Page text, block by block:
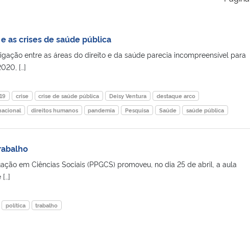
as crises de saúde pública
entre as áreas do direito e da saúde parecia incompreensível para
[…]
crise crise de saúde pública Deisy Ventura
destaque arco
direitos humanos pandemia Pesquisa Saúde saúde pública
em Ciências Sociais (PPGCS) promoveu, no dia 25 de abril, a aula
política trabalho